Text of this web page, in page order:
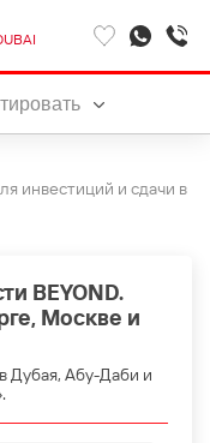
инвестиций и сдачи в
BEYOND.
Москве и
Дубая, Абу-Даби и